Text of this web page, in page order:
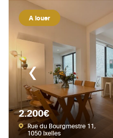
A louer
2.200€
Rue du Bourgmestre 11,
1050 Ixelles